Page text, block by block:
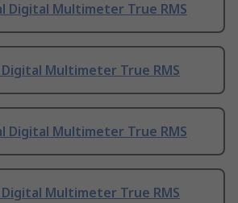
Digital Multimeter True RMS
Multimeter True RMS
Digital Multimeter True RMS
Multimeter True RMS